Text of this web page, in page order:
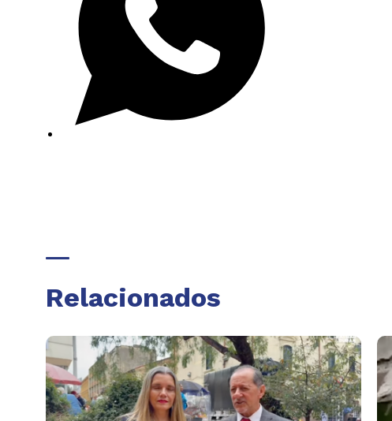
Relacionados